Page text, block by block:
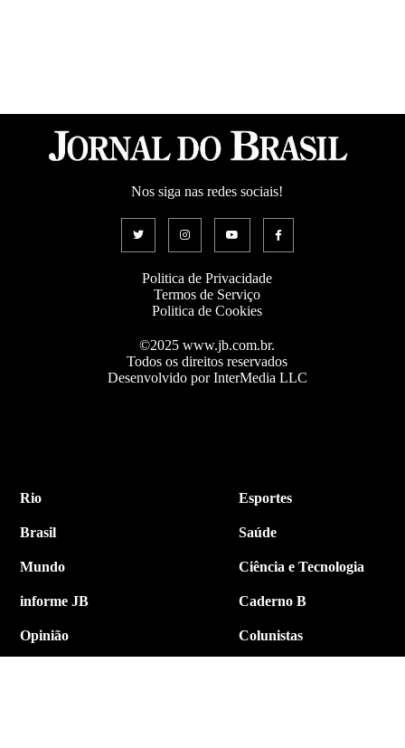
Nos siga nas redes sociais!
Politica de Privacidade
Termos de Serviço
Politica de Cookies
©2025 www.jb.com.br.
Todos os direitos reservados
Desenvolvido por InterMedia LLC
Rio
Brasil
Mundo
informe JB
Opinião
Esportes
Saúde
Ciência e Tecnologia
Caderno B
Colunistas